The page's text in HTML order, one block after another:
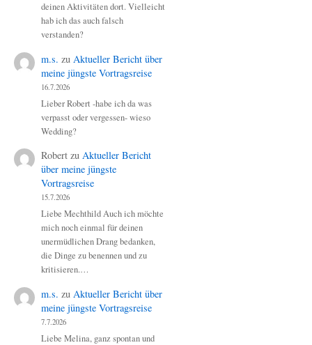
deinen Aktivitäten dort. Vielleicht
hab ich das auch falsch
verstanden?
m.s. zu Aktueller Bericht über
meine jüngste Vortragsreise
16.7.2026
Lieber Robert -habe ich da was
verpasst oder vergessen- wieso
Wedding?
Robert zu Aktueller Bericht
über meine jüngste
Vortragsreise
15.7.2026
Liebe Mechthild Auch ich möchte
mich noch einmal für deinen
unermüdlichen Drang bedanken,
die Dinge zu benennen und zu
kritisieren.…
m.s. zu Aktueller Bericht über
meine jüngste Vortragsreise
7.7.2026
Liebe Melina, ganz spontan und